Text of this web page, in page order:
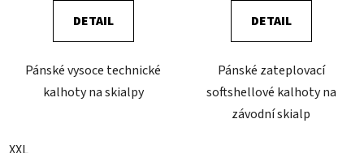
DETAIL
Pánské vysoce technické
kalhoty na skialpy
DETAIL
Pánské zateplovací
softshellové kalhoty na
závodní skialp